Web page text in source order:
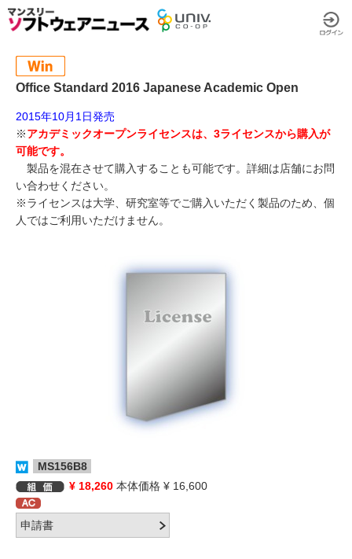
Office Standard 2016 Japanese Academic Open
2015年10月1日発売
※アカデミックオープンライセンスは、3ライセンスから購入が
可能です。
製品を混在させて購入することも可能です。詳細は店舗にお問
い合わせください。
※ライセンスは大学、研究室等でご購入いただく製品のため、個
人ではご利用いただけません。
MS156B8
¥ 18,260 本体価格 ¥ 16,600